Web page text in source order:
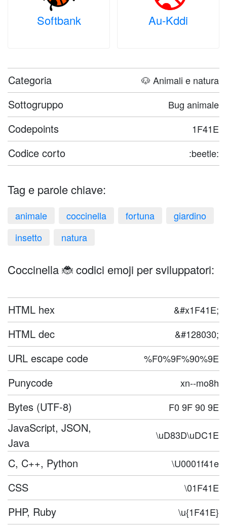
Softbank Au-Kddi
Categoria 🐶 Animali e natura
Sottogruppo Bug animale
Codepoints 1F41E
Codice corto :beetle:
Tag e parole chiave:
animale coccinella fortuna
giardino
insetto
natura
Coccinella 🐞 codici emoji per sviluppatori:
HTML hex &#x1F41E;
HTML dec &#128030;
URL escape code %F0%9F%90%9E
Punycode xn--mo8h
Bytes (UTF-8) F0 9F 90 9E
JavaScript, JSON,
Java
\uD83D\uDC1E
C, C++, Python \U0001f41e
CSS \01F41E
PHP, Ruby \u{1F41E}